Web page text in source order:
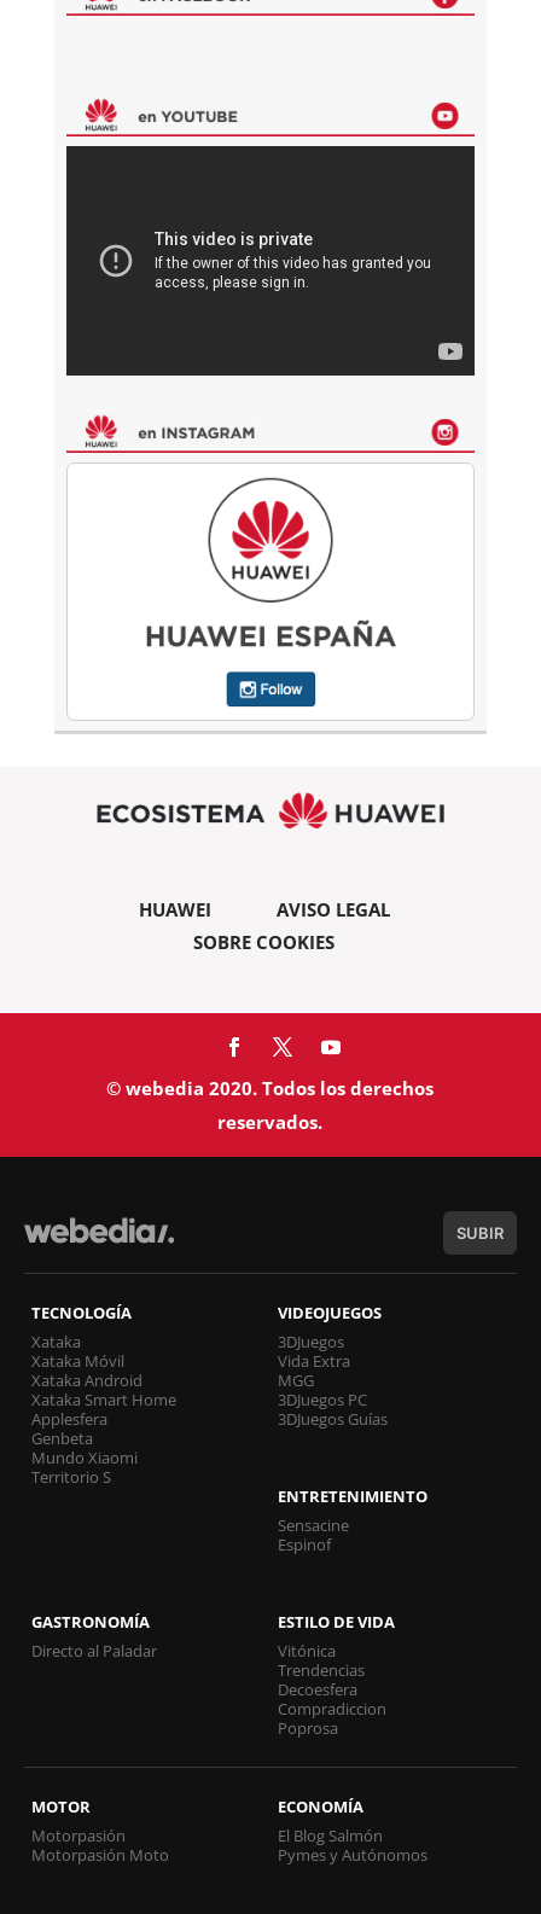
HUAWEI
AVISO LEGAL
SOBRE COOKIES
© webedia 2020. Todos los derechos
reservados.
SUBIR
TECNOLOGÍA
Xataka
Xataka Móvil
Xataka Android
Xataka Smart Home
Applesfera
Genbeta
Mundo Xiaomi
Territorio S
VIDEOJUEGOS
3DJuegos
Vida Extra
MGG
3DJuegos PC
3DJuegos Guías
ENTRETENIMIENTO
Sensacine
Espinof
GASTRONOMÍA
Directo al Paladar
ESTILO DE VIDA
Vitónica
Trendencias
Decoesfera
Compradiccion
Poprosa
MOTOR
Motorpasión
Motorpasión Moto
ECONOMÍA
El Blog Salmón
Pymes y Autónomos